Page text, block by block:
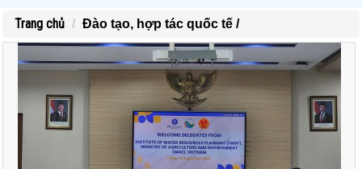
Trang chủ Đào tạo, hợp tác quốc tế /